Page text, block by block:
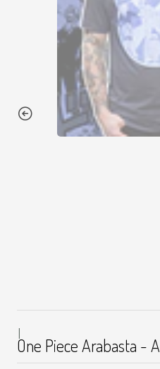
|
One Piece Arabasta -